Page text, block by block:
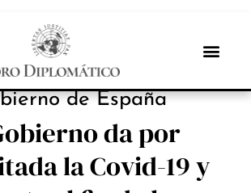
NOTICIAS
de España
da por
la Covid-19 y